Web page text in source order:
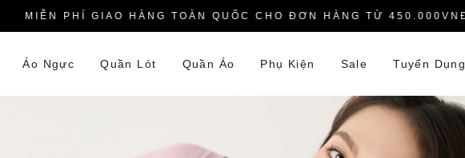
MIỄN PHÍ GIAO HÀNG TOÀN QUỐC CHO ĐƠN HÀNG TỪ 450.000VNĐ
Áo Ngực Quần Lót Quần Áo Phụ Kiện Sale Tuyển Dụng